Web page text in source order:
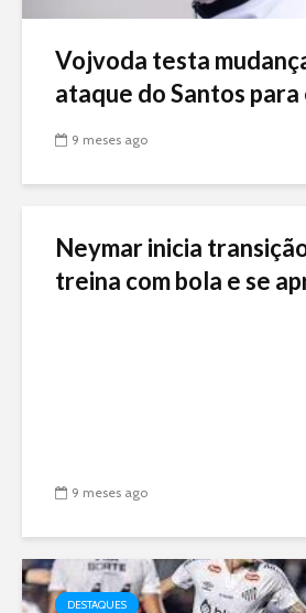
Vojvoda testa
ataque do Santos para
9 meses ago
Neymar inicia
treina com bola e se
9 meses ago
DESTAQUES